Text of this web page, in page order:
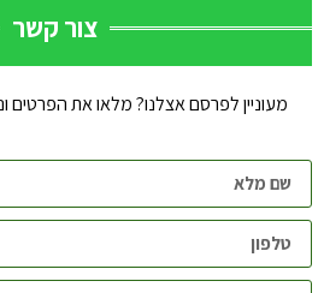
צור קשר
מעוניין לפרסם אצלנו? מלאו את הפרטים